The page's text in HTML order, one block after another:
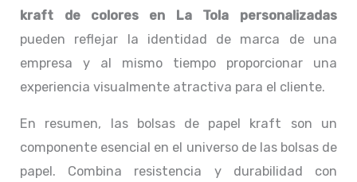
kraft de colores en La Tola personalizadas
pueden reflejar la identidad de marca de una
empresa y al mismo tiempo proporcionar una
experiencia visualmente atractiva para el cliente.
En resumen, las bolsas de papel kraft son un
componente esencial en el universo de las bolsas de
papel. Combina resistencia y durabilidad con